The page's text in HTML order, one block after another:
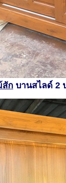
สัก บานสไลด์ 2